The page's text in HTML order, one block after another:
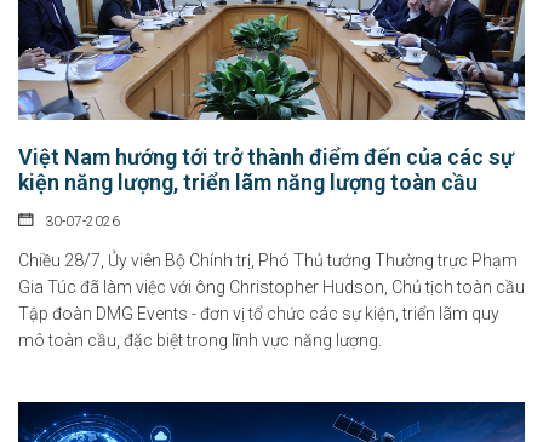
Việt Nam hướng tới trở thành điểm đến của các sự
kiện năng lượng, triển lãm năng lượng toàn cầu
30-07-2026
Chiều 28/7, Ủy viên Bộ Chính trị, Phó Thủ tướng Thường trực Phạm
Gia Túc đã làm việc với ông Christopher Hudson, Chủ tịch toàn cầu
Tập đoàn DMG Events - đơn vị tổ chức các sự kiện, triển lãm quy
mô toàn cầu, đặc biệt trong lĩnh vực năng lượng.